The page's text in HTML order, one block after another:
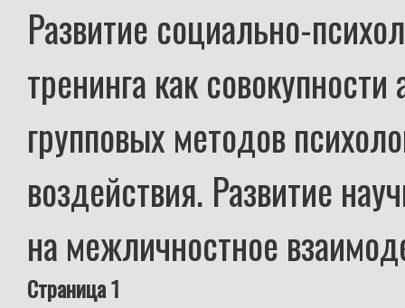
Развитие социально-
тренинга как
групповых методов
воздействия. Развитие
на межличностное
Страница 1